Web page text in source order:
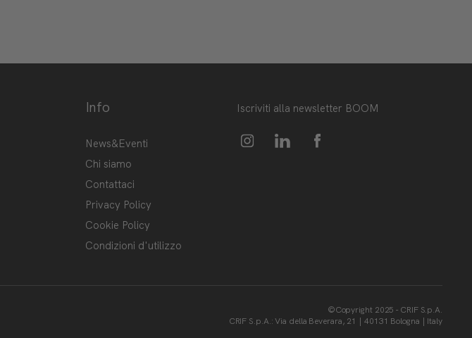
Info
News&Eventi
Chi siamo
Contattaci
Privacy Policy
Cookie Policy
Condizioni d'utilizzo
Iscriviti alla newsletter BOOM
©Copyright 2025 - CRIF S.p.A.
CRIF S.p.A.: Via della Beverara, 21 | 40131 Bologna | Italy